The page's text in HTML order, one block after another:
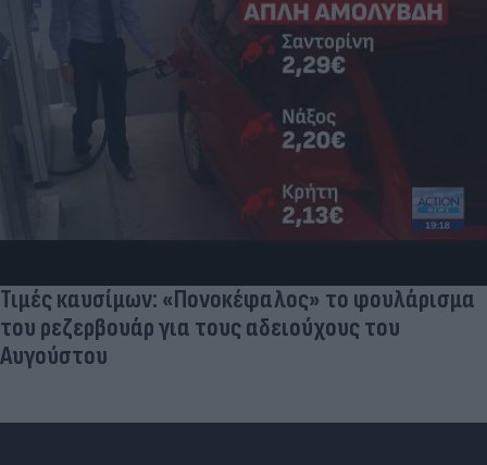
Τιμές καυσίμων: «Πονοκέφαλος» το φουλάρισμα
του ρεζερβουάρ για τους αδειούχους του
Αυγούστου